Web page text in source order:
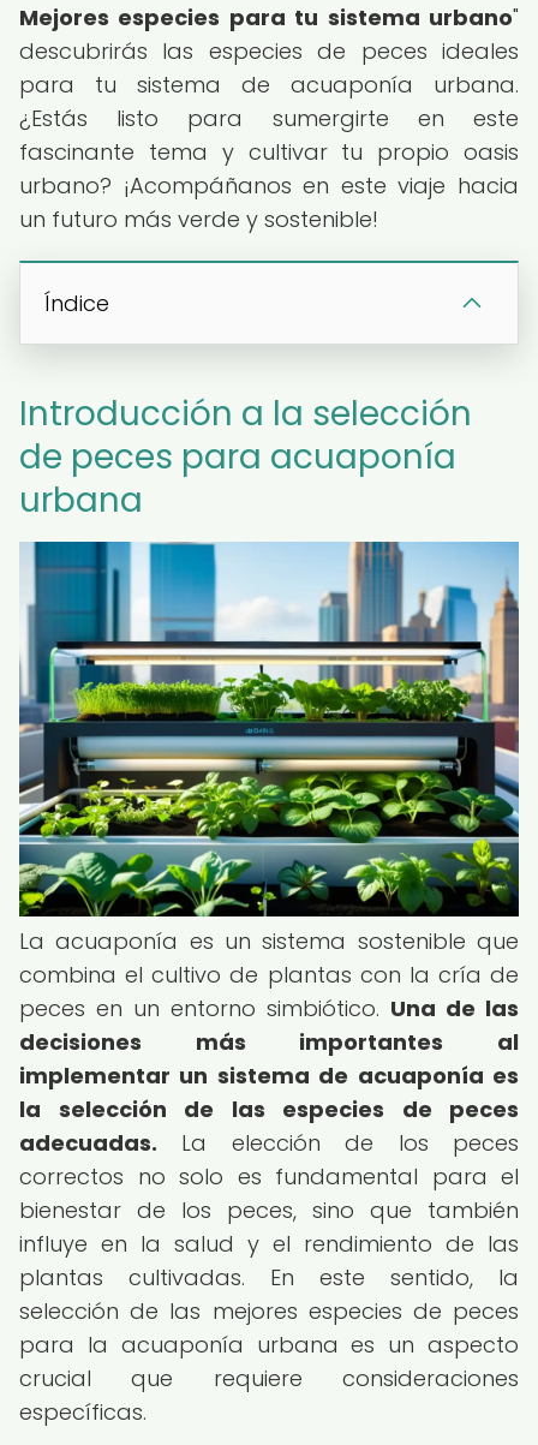
Mejores especies para tu sistema urbano"
descubrirás las especies de peces ideales
para tu sistema de acuaponía urbana.
¿Estás listo para sumergirte en este
fascinante tema y cultivar tu propio oasis
urbano? ¡Acompáñanos en este viaje hacia
un futuro más verde y sostenible!
Índice
Introducción a la selección
de peces para acuaponía
urbana
La acuaponía es un sistema sostenible que
combina el cultivo de plantas con la cría de
peces en un entorno simbiótico. Una de las
decisiones más importantes al
implementar un sistema de acuaponía es
la selección de las especies de peces
adecuadas. La elección de los peces
correctos no solo es fundamental para el
bienestar de los peces, sino que también
influye en la salud y el rendimiento de las
plantas cultivadas. En este sentido, la
selección de las mejores especies de peces
para la acuaponía urbana es un aspecto
crucial que requiere consideraciones
específicas.